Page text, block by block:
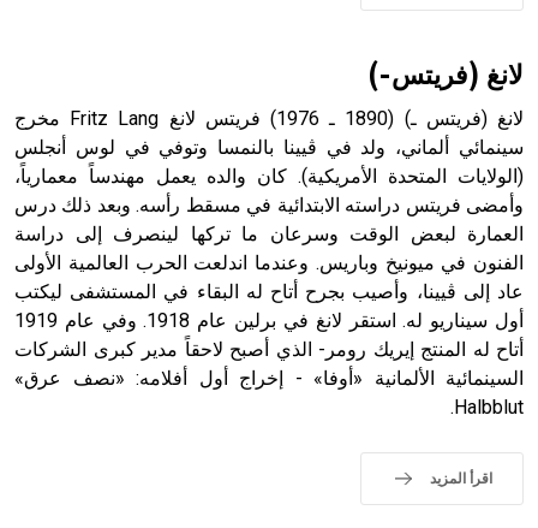
لانغ (فريتس-)
لانغ (فريتس ـ) (1890 ـ 1976) فريتس لانغ Fritz Lang مخرج
سينمائي ألماني، ولد في ڤيينا بالنمسا وتوفي في لوس أنجلس
(الولايات المتحدة الأمريكية). كان والده يعمل مهندساً معمارياً،
وأمضى فريتس دراسته الابتدائية في مسقط رأسه. وبعد ذلك درس
العمارة لبعض الوقت وسرعان ما تركها لينصرف إلى دراسة
الفنون في ميونيخ وباريس. وعندما اندلعت الحرب العالمية الأولى
عاد إلى ڤيينا، وأصيب بجرح أتاح له البقاء في المستشفى ليكتب
أول سيناريو له. استقر لانغ في برلين عام 1918. وفي عام 1919
أتاح له المنتج إيريك رومر- الذي أصبح لاحقاً مدير كبرى الشركات
السينمائية الألمانية «أوفا» - إخراج أول أفلامه: «نصف عرق»
Halbblut.
اقرأ المزيد